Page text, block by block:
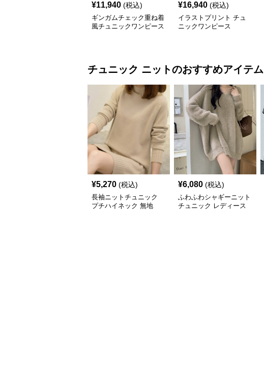
¥11,940 (税込)
ギンガムチェック重ね着
風チュニックワンピース
¥16,940 (税込)
イラストプリント チュ
ニックワンピース
チュニック ニットのおすすめアイテム
¥5,270 (税込)
長袖ニットチュニック
プチハイネック 無地
¥6,080 (税込)
ふわふわシャギーニット
チュニック レディース